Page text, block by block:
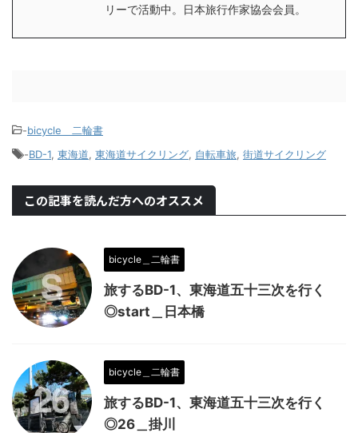
リーで活動中。日本旅行作家協会会員。
-bicycle＿二輪書
-BD-1, 東海道, 東海道サイクリング, 自転車旅, 街道サイクリング
この記事を読んだ方へのオススメ
bicycle＿二輪書
旅するBD-1、東海道五十三次を行く
◎start＿日本橋
bicycle＿二輪書
旅するBD-1、東海道五十三次を行く
◎26＿掛川